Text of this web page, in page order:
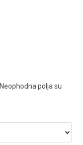
Neophodna polja su